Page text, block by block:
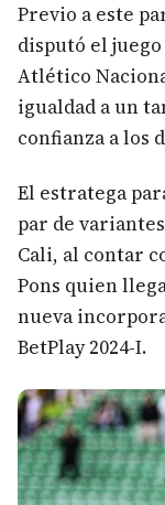
Previo a este
disputó el
Atlético
igualdad a un
confianza a los
El estratega
par de
Cali, al contar
Pons quien
nueva
BetPlay 2024-I.